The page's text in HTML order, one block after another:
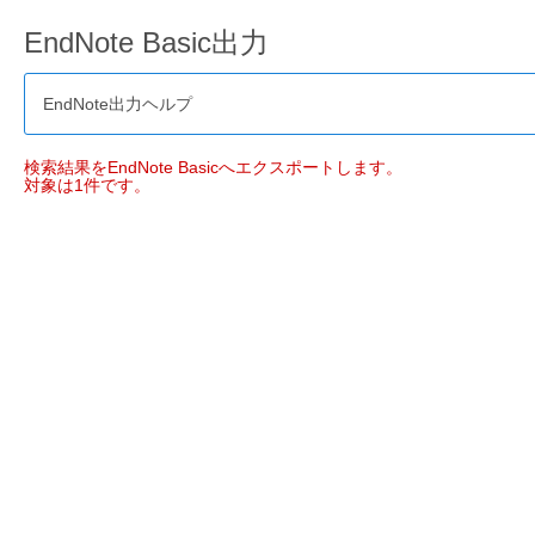
EndNote Basic出力
EndNote出力ヘルプ
検索結果をEndNote Basicへエクスポートします。
対象は1件です。